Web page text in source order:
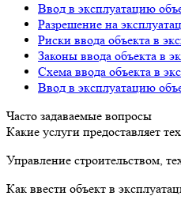
Ввод в эксплуатацию
Разрешение на
Риски ввода объекта в
Законы ввода объекта в
Схема ввода объекта в
Ввод в эксплуатацию
Часто задаваемые вопросы
Какие услуги предоставляет
Управление строительством,
Как ввести объект в